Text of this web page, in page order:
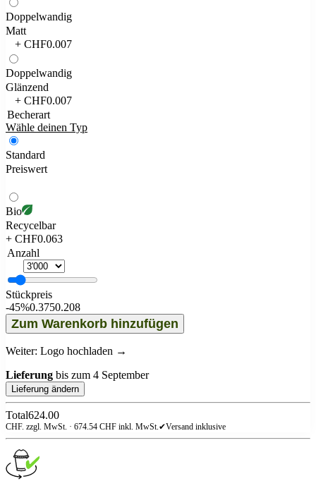
Doppelwandig
Matt
+ CHF0.007
Doppelwandig
Glänzend
+ CHF0.007
Becherart
Wähle deinen Typ
Standard
Preiswert
Bio
Recycelbar
+ CHF0.063
Anzahl
Stückpreis
-45%0.3750.208
Zum Warenkorb hinzufügen
Weiter: Logo hochladen →
Lieferung bis zum 4 September
Lieferung ändern
Total624.00
CHF. zzgl. MwSt. · 674.54 CHF inkl. MwSt.✔Versand inklusive